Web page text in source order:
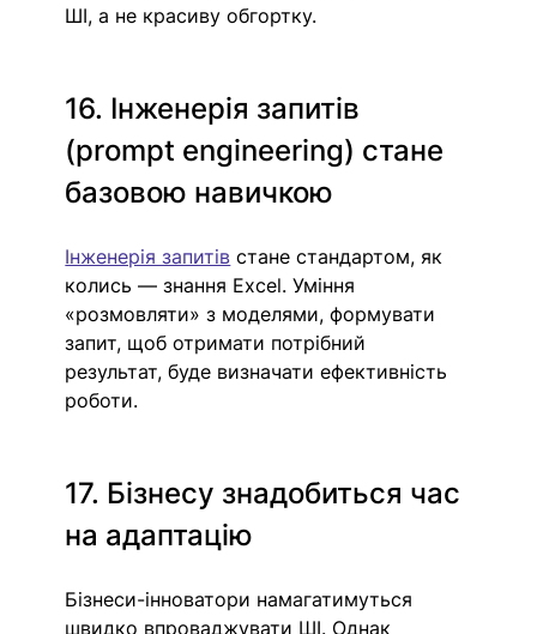
ШІ, а не красиву обгортку.
16. Інженерія запитів
(prompt engineering) стане
базовою навичкою
Інженерія запитів стане стандартом, як
колись — знання Excel. Уміння
«розмовляти» з моделями, формувати
запит, щоб отримати потрібний
результат, буде визначати ефективність
роботи.
17. Бізнесу знадобиться час
на адаптацію
Бізнеси-інноватори намагатимуться
швидко впроваджувати ШІ. Однак